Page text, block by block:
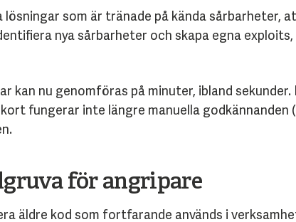
som är tränade på kända sårbarheter,
nya sårbarheter och skapa egna
kan nu genomföras på minuter, ibland
fungerar inte längre manuella godkännanden (
för angripare
äldre kod som fortfarande används i